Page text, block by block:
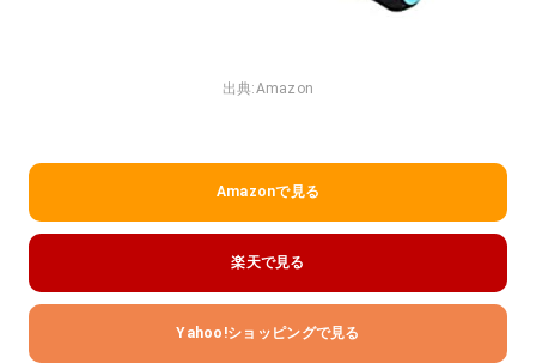
出典:Amazon
Amazonで見る
楽天で見る
Yahoo!ショッピングで見る